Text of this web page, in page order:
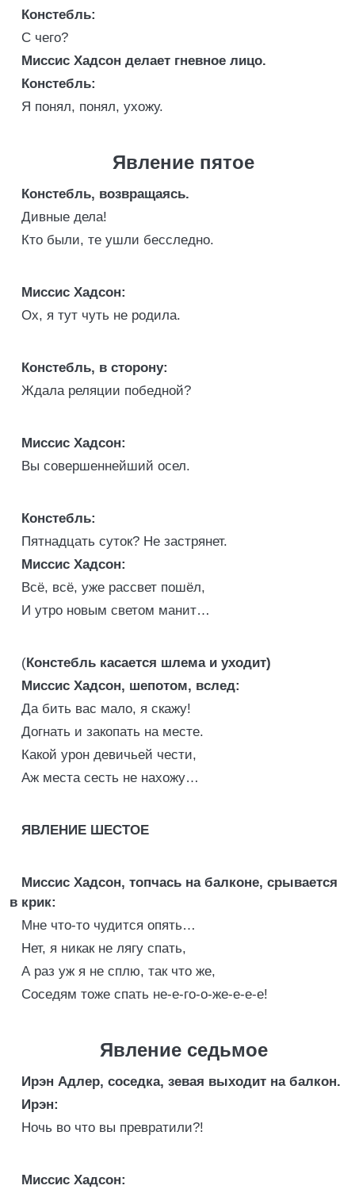
Констебль:
С чего?
Миссис Хадсон делает гневное лицо.
Констебль:
Я понял, понял, ухожу.
Явление пятое
Констебль, возвращаясь.
Дивные дела!
Кто были, те ушли бесследно.
Миссис Хадсон:
Ох, я тут чуть не родила.
Констебль, в сторону:
Ждала реляции победной?
Миссис Хадсон:
Вы совершеннейший осел.
Констебль:
Пятнадцать суток? Не застрянет.
Миссис Хадсон:
Всё, всё, уже рассвет пошёл,
И утро новым светом манит…
(Констебль касается шлема и уходит)
Миссис Хадсон, шепотом, вслед:
Да бить вас мало, я скажу!
Догнать и закопать на месте.
Какой урон девичьей чести,
Аж места сесть не нахожу…
ЯВЛЕНИЕ ШЕСТОЕ
Миссис Хадсон, топчась на балконе, срывается
в крик:
Мне что-то чудится опять…
Нет, я никак не лягу спать,
А раз уж я не сплю, так что же,
Соседям тоже спать не-е-го-о-же-е-е-е!
Явление седьмое
Ирэн Адлер, соседка, зевая выходит на балкон.
Ирэн:
Ночь во что вы превратили?!
Миссис Хадсон: